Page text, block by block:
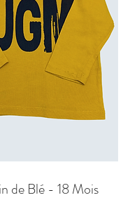
de Blé - 18 Mois